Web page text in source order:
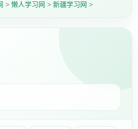
> 懒人学习网 > 新疆学习网 >